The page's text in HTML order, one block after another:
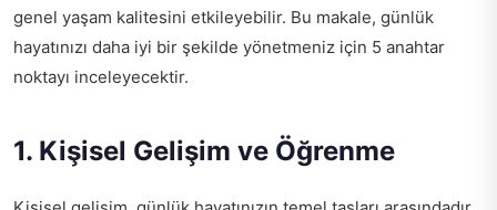
genel yaşam kalitesini etkileyebilir. Bu makale, günlük
hayatınızı daha iyi bir şekilde yönetmeniz için 5 anahtar
noktayı inceleyecektir.
1. Kişisel Gelişim ve Öğrenme